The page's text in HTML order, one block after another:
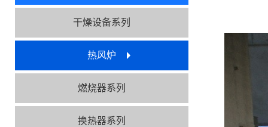
干燥设备系列
热风炉
燃烧器系列
换热器系列